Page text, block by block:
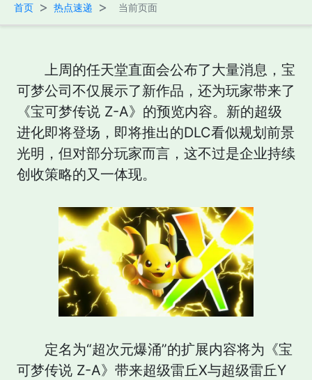
首页 > 热点速递 > 当前页面
上周的任天堂直面会公布了大量消息，宝
可梦公司不仅展示了新作品，还为玩家带来了
《宝可梦传说 Z-A》的预览内容。新的超级
进化即将登场，即将推出的DLC看似规划前景
光明，但对部分玩家而言，这不过是企业持续
创收策略的又一体现。
定名为“超次元爆涌”的扩展内容将为《宝
可梦传说 Z-A》带来超级雷丘X与超级雷丘Y